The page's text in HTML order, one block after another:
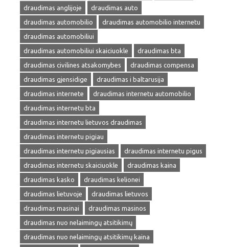
draudimas anglijoje
draudimas auto
draudimas automobilio
draudimas automobilio internetu
draudimas automobiliui
draudimas automobiliui skaiciuokle
draudimas bta
draudimas civilines atsakomybes
draudimas compensa
draudimas gjensidige
draudimas i baltarusija
draudimas internete
draudimas internetu automobilio
draudimas internetu bta
draudimas internetu lietuvos draudimas
draudimas internetu pigiau
draudimas internetu pigiausias
draudimas internetu pigus
draudimas internetu skaiciuokle
draudimas kaina
draudimas kasko
draudimas kelionei
draudimas lietuvoje
draudimas lietuvos
draudimas masinai
draudimas masinos
draudimas nuo nelaimingų atsitikimų
draudimas nuo nelaimingų atsitikimų kaina